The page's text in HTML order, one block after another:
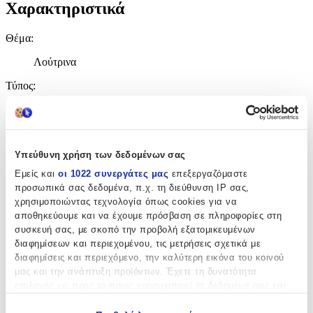
Υπεύθυνη χρήση των δεδομένων σας
Εμείς και οι 1022 συνεργάτες μας επεξεργαζόμαστε
προσωπικά σας δεδομένα, π.χ. τη διεύθυνση IP σας,
χρησιμοποιώντας τεχνολογία όπως cookies για να
αποθηκεύουμε και να έχουμε πρόσβαση σε πληροφορίες στη
συσκευή σας, με σκοπό την προβολή εξατομικευμένων
διαφημίσεων και περιεχομένου, τις μετρήσεις σχετικά με
διαφημίσεις και περιεχόμενο, την καλύτερη εικόνα του κοινού
μας και την ανάπτυξη προϊόντων. Έχετε τη δυνατότητα
Χαρακτηριστικά
Θέμα:
Λούτρινα
Τύπος:
Υλικό:
Υφασμάτινο
Είδος:
Πορτοφόλι
με Led:
Όχι
Χειροποίητο: